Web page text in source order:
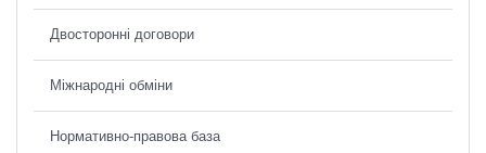
Двосторонні договори
Міжнародні обміни
Нормативно-правова база